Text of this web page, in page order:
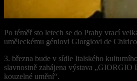
Po téměř sto letech se do Prahy vrací
uměleckému géniovi Giorgiovi de
3. března bude v sídle Italského
slavnostně zahájena výstava
kouzelné umění“.